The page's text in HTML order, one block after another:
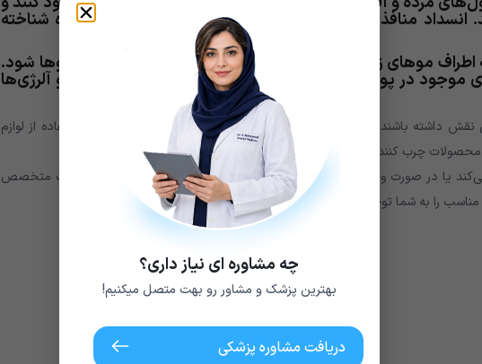
انسداد منافذ پوست معمولاً به عنوان جوش‌های بستری شده شناخته
اطراف موهای زیر پوستی ممکن است باعث تشدید و پیشرفت موها شود.
موجود در پوست، عفونت های قارچی یا واکنش به آلودگی‌ها و آلرژی‌ها
داشته باشند، مانند استفاده نامناسب از محصولات آرایشی و بهداشتی، استفاده از لوازم
محصولات چرب کننده ناسالم.
یا در صورت وجود التهاب، عفونت یا ایجاد خشکی و درد، بهتر است به پزشک متخصص
را به شما توصیه کند.
چه مشاوره ای نیاز داری؟
بهترین پزشک و مشاور رو بهت متصل میکنیم!
دریافت مشاوره پزشکی